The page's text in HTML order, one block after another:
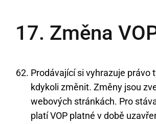
17. Změna
Prodávající si vyhrazuje právo
kdykoli změnit. Změny jsou
webových stránkách. Pro
platí VOP platné v době